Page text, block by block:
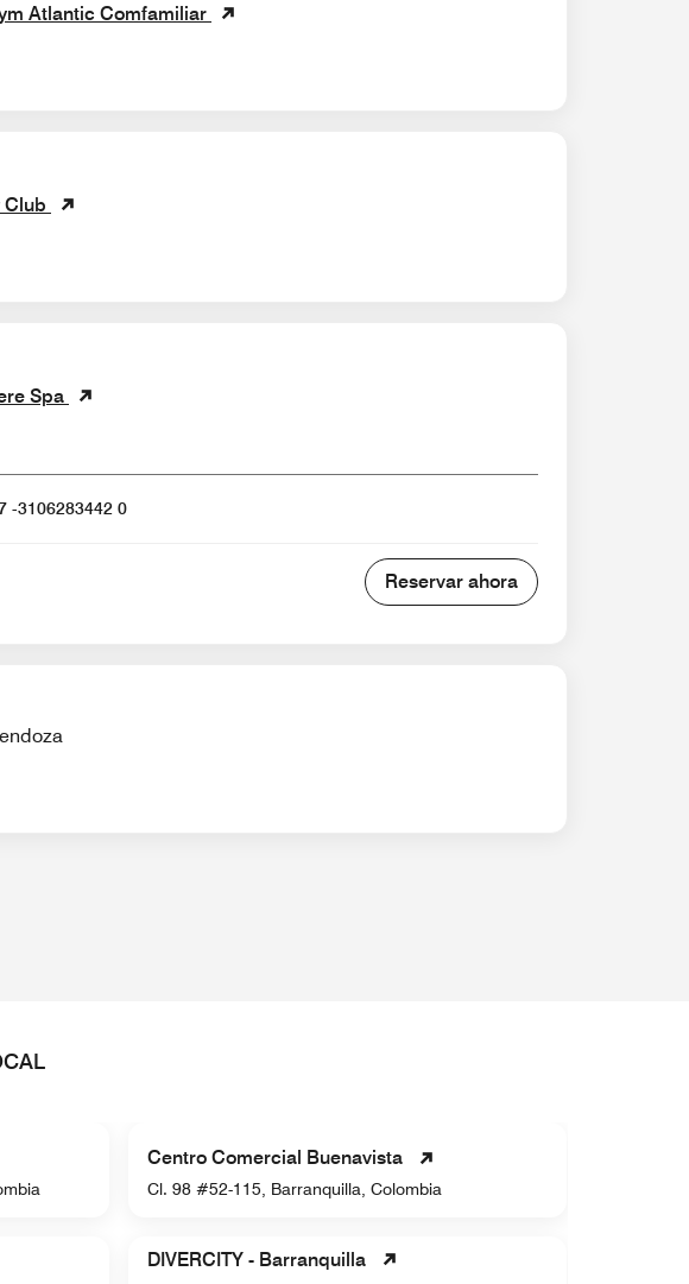
Atlantic Comfamiliar
Club
Spa
-3106283442 0
Reservar ahora
Centro Comercial Buenavista
Cl. 98 #52-115, Barranquilla, Colombia
DIVERCITY - Barranquilla